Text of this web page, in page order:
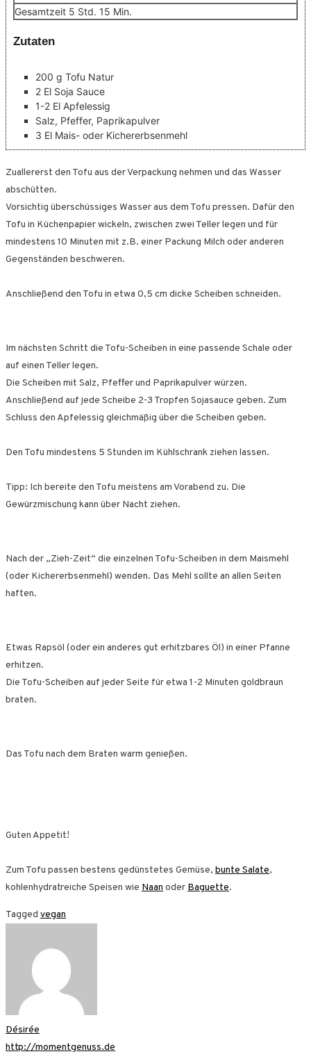
Gesamtzeit 5 Stunden
Std. 15 Minuten
Min.
Zutaten
200 g Tofu Natur
2 El Soja Sauce
1-2 El Apfelessig
Salz, Pfeffer, Paprikapulver
3 El Mais- oder Kichererbsenmehl
Zuallererst den Tofu aus der Verpackung nehmen und das Wasser
abschütten.
Vorsichtig überschüssiges Wasser aus dem Tofu pressen. Dafür den
Tofu in Küchenpapier wickeln, zwischen zwei Teller legen und für
mindestens 10 Minuten mit z.B. einer Packung Milch oder anderen
Gegenständen beschweren.
Anschließend den Tofu in etwa 0,5 cm dicke Scheiben schneiden.
Im nächsten Schritt die Tofu-Scheiben in eine passende Schale oder
auf einen Teller legen.
Die Scheiben mit Salz, Pfeffer und Paprikapulver würzen.
Anschließend auf jede Scheibe 2-3 Tropfen Sojasauce geben. Zum
Schluss den Apfelessig gleichmäßig über die Scheiben geben.
Den Tofu mindestens 5 Stunden im Kühlschrank ziehen lassen.
Tipp: Ich bereite den Tofu meistens am Vorabend zu. Die
Gewürzmischung kann über Nacht ziehen.
Nach der „Zieh-Zeit“ die einzelnen Tofu-Scheiben in dem Maismehl
(oder Kichererbsenmehl) wenden. Das Mehl sollte an allen Seiten
haften.
Etwas Rapsöl (oder ein anderes gut erhitzbares Öl) in einer Pfanne
erhitzen.
Die Tofu-Scheiben auf jeder Seite für etwa 1-2 Minuten goldbraun
braten.
Das Tofu nach dem Braten warm genießen.
Guten Appetit!
Zum Tofu passen bestens gedünstetes Gemüse, bunte Salate,
kohlenhydratreiche Speisen wie Naan oder Baguette.
Tagged vegan
Désirée
http://momentgenuss.de